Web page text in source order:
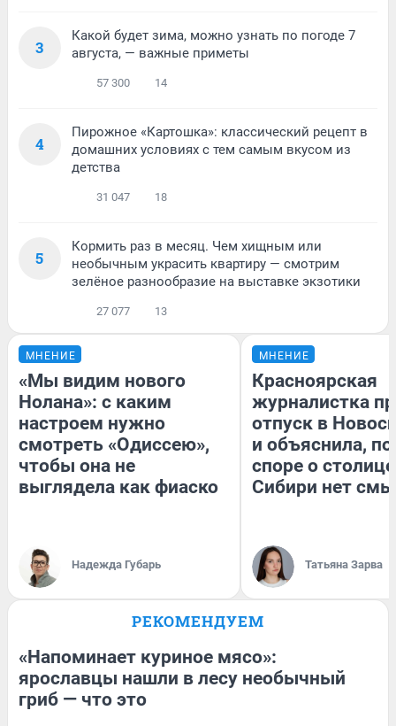
3
Какой будет зима, можно узнать по погоде 7
августа, — важные приметы
57 300 14
4
Пирожное «Картошка»: классический рецепт в
домашних условиях с тем самым вкусом из
детства
31 047 18
5
Кормить раз в месяц. Чем хищным или
необычным украсить квартиру — смотрим
зелёное разнообразие на выставке экзотики
27 077 13
МНЕНИЕ
«Мы видим нового
Нолана»: с каким
настроем нужно
смотреть «Одиссею»,
чтобы она не
выглядела как фиаско
Надежда Губарь
МНЕНИЕ
Красноярская
журналистка
отпуск в
и объяснила,
споре о столице
Сибири нет
Татьяна Зарва
РЕКОМЕНДУЕМ
«Напоминает куриное мясо»:
ярославцы нашли в лесу необычный
гриб — что это